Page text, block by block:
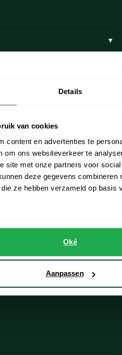
Details
van cookies
content en advertenties te
om ons websiteverkeer te
site met onze partners voor
deze gegevens combineren
ze hebben verzameld op basis
Oké
Aanpassen